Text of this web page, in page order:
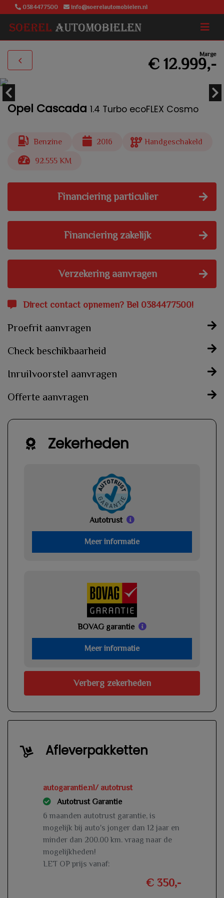
0384477500 info@soerelautomobielen.nl
Marge
€ 12.999,-
Opel Cascada 1.4 Turbo ecoFLEX Cosmo
Benzine 2016 Handgeschakeld
92.555 KM
Financiering particulier
Financiering zakelijk
Verzekering aanvragen
Direct contact opnemen? Bel 0384477500!
Proefrit aanvragen
Check beschikbaarheid
Inruilvoorstel aanvragen
Offerte aanvragen
Zekerheden
Autotrust
Meer informatie
BOVAG garantie
Meer informatie
Verberg zekerheden
Afleverpakketten
autogarantie.nl/ autotrust
Autotrust Garantie
6 maanden autotrust garantie, is
mogelijk bij auto's jonger dan 12 jaar en
minder dan 200.00 km. vraag naar de
mogelijkheden!
LET OP prijs vanaf:
€ 350,-